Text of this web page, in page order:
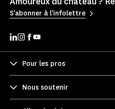
S'abonner à l'infolettre
Pour les pros
Nous soutenir